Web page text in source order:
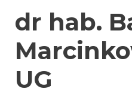
dr hab.
UG